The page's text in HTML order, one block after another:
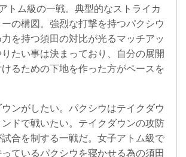
トム級の一戦。典型的なストライカ
の構図。強烈な打撃を持つパクシウ
を持つ須田の対比が光るマッチアッ
たい事は決まっており、自分の展開
るための下地を作った方がペースを
ンがしたい。パクシウはテイクダウ
ドで戦いたい。テイクダウンの攻防
合を制する一戦だ。女子アトム級で
ているパクシウを寝かせる為の須田